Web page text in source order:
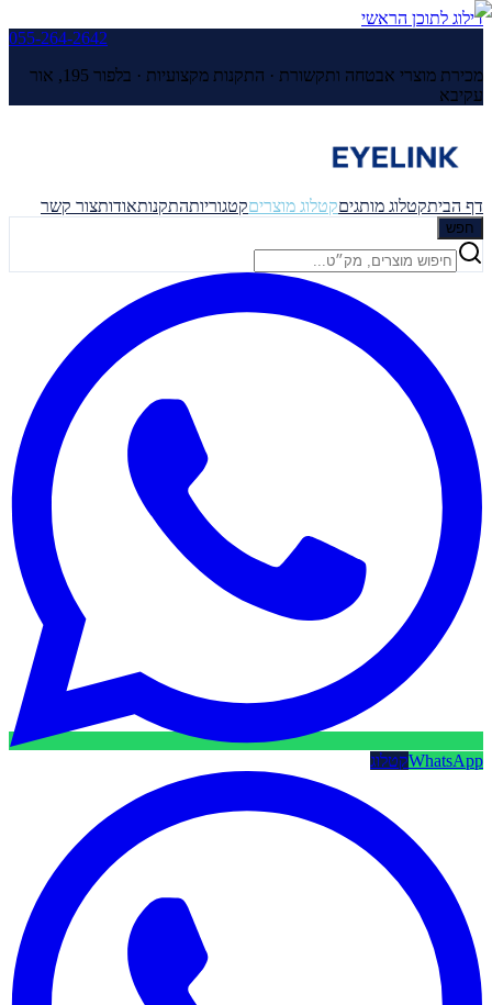
דילוג לתוכן הראשי
055-264-2642
מכירת מוצרי אבטחה ותקשורת · התקנות מקצועיות ·
בלפור 195, אור
עקיבא
דף הביתקטלוג מותגיםקטלוג מוצריםקטגוריותהתקנותאודותצור קשר
חפש
WhatsAppקטלוג